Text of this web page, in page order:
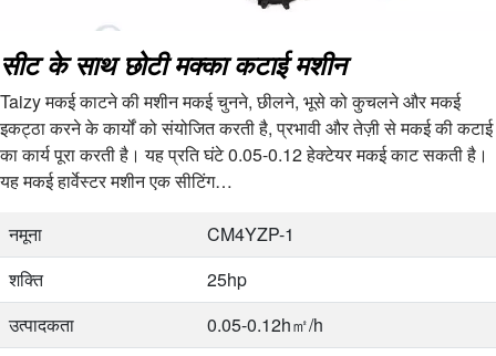
सीट के साथ छोटी मक्का कटाई मशीन
Taizy मकई काटने की मशीन मकई चुनने, छीलने, भूसे को कुचलने और मकई
इकट्ठा करने के कार्यों को संयोजित करती है, प्रभावी और तेज़ी से मकई की कटाई
का कार्य पूरा करती है। यह प्रति घंटे 0.05-0.12 हेक्टेयर मकई काट सकती है।
यह मकई हार्वेस्टर मशीन एक सीटिंग…
नमूना
CM4YZP-1
शक्ति
25hp
उत्पादकता
0.05-0.12h㎡/h